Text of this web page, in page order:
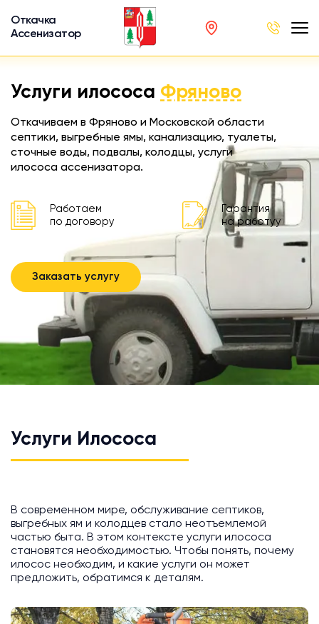
Откачка
Ассенизатор
Услуги илососа Фряново
Откачиваем в Фряново и Московской области
септики, выгребные ямы, канализацию, туалеты,
сточные воды, подвалы, колодцы, услуги
илососа ассенизатора.
Работаем
по договору
Гарантия
на работуу
Заказать услугу
Услуги Илососа
В современном мире, обслуживание септиков,
выгребных ям и колодцев стало неотъемлемой
частью быта. В этом контексте услуги илососа
становятся необходимостью. Чтобы понять, почему
илосос необходим, и какие услуги он может
предложить, обратимся к деталям.